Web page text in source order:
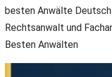
besten Anwälte
Rechtsanwalt und
Besten Anwälten